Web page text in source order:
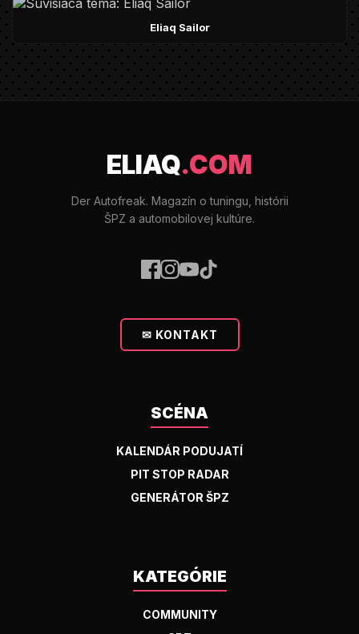
Eliaq Sailor
ELIAQ.COM
Der Autofreak. Magazín o tuningu, histórii
ŠPZ a automobilovej kultúre.
✉ KONTAKT
SCÉNA
KALENDÁR PODUJATÍ
PIT STOP RADAR
GENERÁTOR ŠPZ
KATEGÓRIE
COMMUNITY